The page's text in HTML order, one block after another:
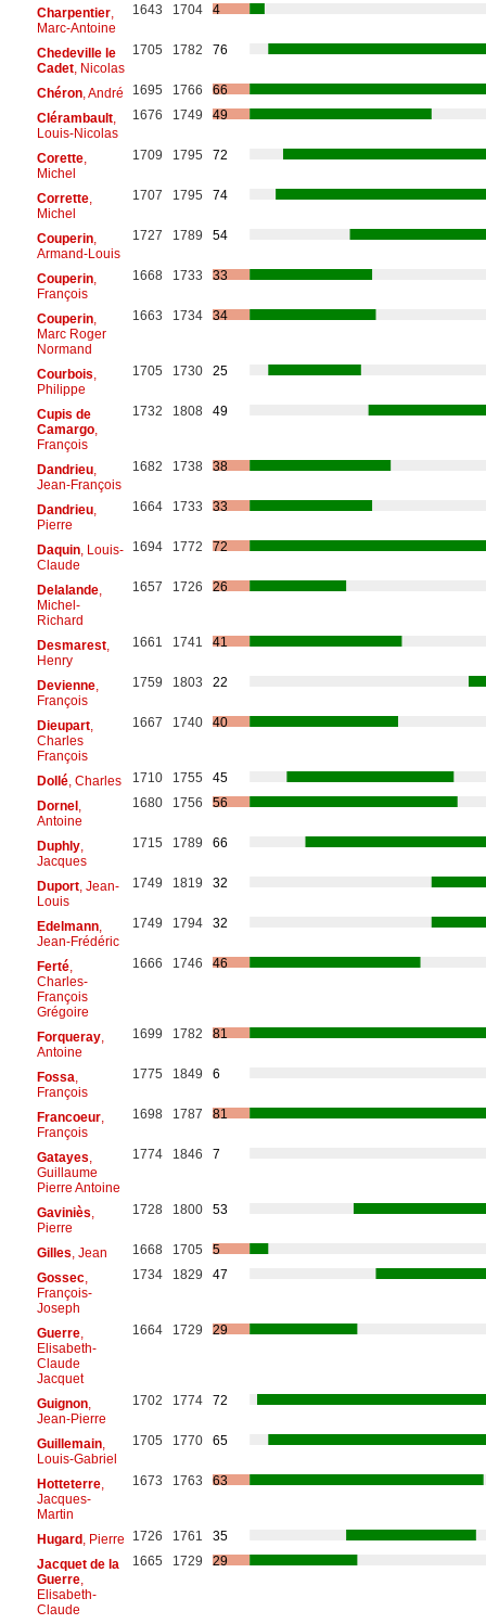
Charpentier,
Marc-Antoine
1643 1704 4
Chedeville le
Cadet, Nicolas
1705 1782 76
Chéron, André 1695 1766
66
Clérambault,
Louis-Nicolas
1676 1749 49
Corette,
Michel
1709 1795 72
Corrette,
Michel
1707 1795 74
Couperin,
Armand-Louis
1727 1789 54
Couperin,
François
1668 1733 33
Couperin,
Marc Roger
Normand
1663 1734 34
Courbois
Philippe
1705 1730 25
Cupis de
Camargo,
François
1732 1808 49
Dandrieu,
Jean-François
1682 1738 38
Dandrieu,
Pierre
1664 1733 33
Daquin, Louis-
Claude
1694 1772 72
Delalande,
Michel-
Richard
1657 1726 26
Desmarest,
Henry
1661 1741 41
Devienne,
François
1759 1803 22
Dieupart,
Charles
François
1667 1740 40
Dollé, Charles 1710 1755
45
Dornel,
Antoine
1680 1756 56
Duphly,
Jacques
1715 1789 66
Duport, Jean-
Louis
1749 1819 32
Edelmann,
Jean-Frédéric
1749 1794 32
Ferté,
Charles-
François
Grégoire
1666 1746 46
Forqueray,
Antoine
1699 1782 81
Fossa
François
1775 1849 6
Francoeur,
François
1698 1787 81
Gatayes
Guillaume
Pierre Antoine
1774 1846 7
Gaviniès
Pierre
1728 1800 53
Gilles , Jean 1668 1705
5
Gossec,
François-
Joseph
1734 1829 47
Guerre,
Elisabeth-
Claude
Jacquet
1664 1729 29
Guignon,
Jean-Pierre
1702 1774 72
Guillemain,
Louis-Gabriel
1705 1770 65
Hotteterre,
Jacques-
Martin
1673 1763 63
Hugard, Pierre 1726 1761
35
Jacquet de la
Guerre,
Elisabeth-
Claude
1665 1729 29